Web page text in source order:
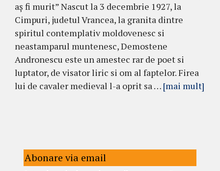
aș fi murit” Nascut la 3 decembrie 1927, la
Cimpuri, judetul Vrancea, la granita dintre
spiritul contemplativ moldovenesc si
neastamparul muntenesc, Demostene
Andronescu este un amestec rar de poet si
luptator, de visator liric si om al faptelor. Firea
lui de cavaler medieval l-a oprit sa … [mai mult]
Abonare via email